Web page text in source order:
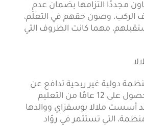
مجددًا التزامها بضمان عدم
الركب، وصون حقهم في التعلّم،
مهما كانت الظروف التي
دولية غير ربحية تدافع عن
حق كل فتاة في الحصول على 12 عامًا من التعليم
أسست ملالا يوسفزاي ووالدها
التي تستثمر في روّاد